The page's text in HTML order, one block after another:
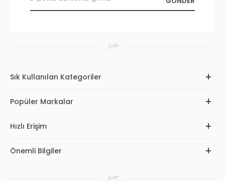
Sık Kullanılan Kategoriler
Popüler Markalar
Hızlı Erişim
Önemli Bilgiler